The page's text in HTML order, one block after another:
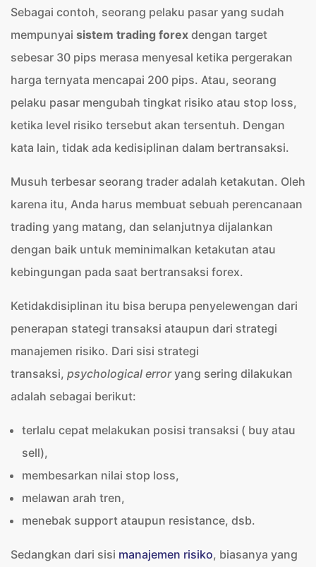
Sebagai contoh, seorang pelaku pasar yang sudah
mempunyai sistem trading forex dengan target
sebesar 30 pips merasa menyesal ketika pergerakan
harga ternyata mencapai 200 pips. Atau, seorang
pelaku pasar mengubah tingkat risiko atau stop loss,
ketika level risiko tersebut akan tersentuh. Dengan
kata lain, tidak ada kedisiplinan dalam bertransaksi.
Musuh terbesar seorang trader adalah ketakutan. Oleh
karena itu, Anda harus membuat sebuah perencanaan
trading yang matang, dan selanjutnya dijalankan
dengan baik untuk meminimalkan ketakutan atau
kebingungan pada saat bertransaksi forex.
Ketidakdisiplinan itu bisa berupa penyelewengan dari
penerapan stategi transaksi ataupun dari strategi
manajemen risiko. Dari sisi strategi
transaksi, psychological error yang sering dilakukan
adalah sebagai berikut:
terlalu cepat melakukan posisi transaksi ( buy atau
sell),
membesarkan nilai stop loss,
melawan arah tren,
menebak support ataupun resistance, dsb.
Sedangkan dari sisi manajemen risiko, biasanya yang